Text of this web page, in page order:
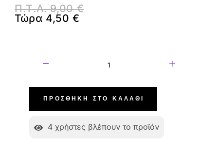
Π.Τ.Λ.9,00€
Τώρα 4,50€
ΠΡΟΣΘΉΚΗ ΣΤΟ ΚΑΛΆΘΙ
4 χρήστες βλέπουν το προϊόν